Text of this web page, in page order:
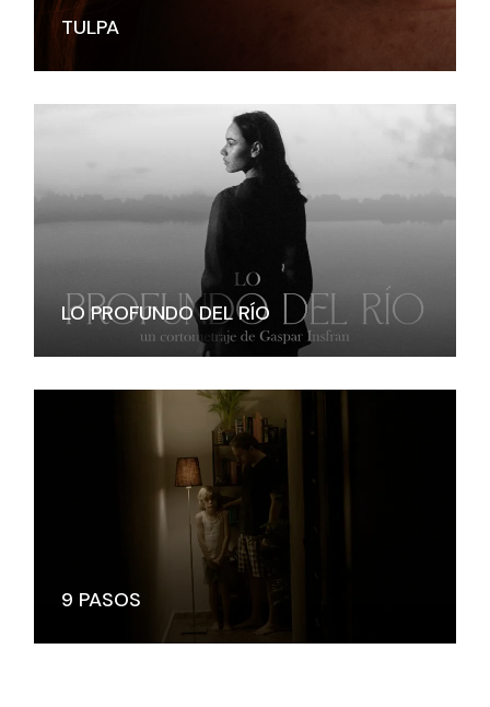
TULPA
LO PROFUNDO DEL RÍO
9 PASOS